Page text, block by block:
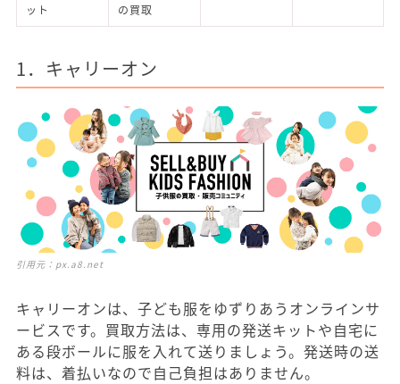
ット
の買取
1．キャリーオン
引用元： px.a8.net
キャリーオンは、子ども服をゆずりあうオンラインサ
ービスです。買取方法は、専用の発送キットや自宅に
ある段ボールに服を入れて送りましょう。発送時の送
料は、着払いなので自己負担はありません。